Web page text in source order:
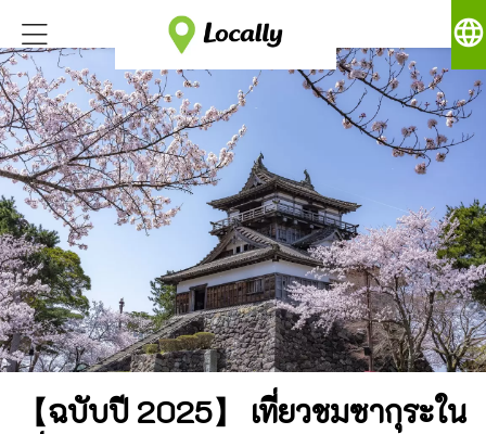
language
【ฉบับปี 2025】 เที่ยวชมซากุระใน